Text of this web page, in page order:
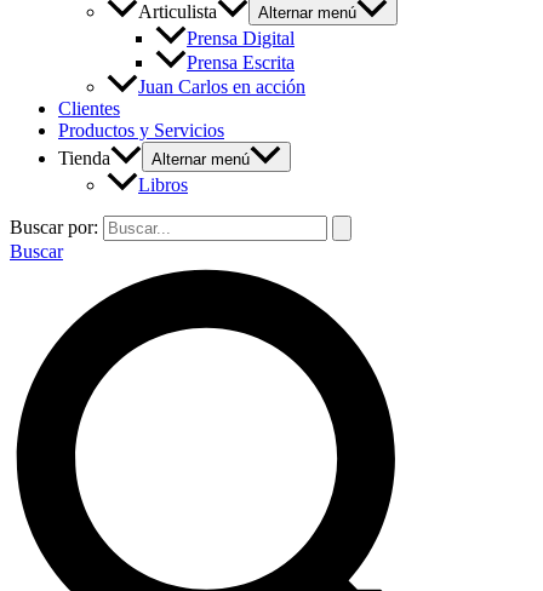
Articulista
Alternar menú
Prensa Digital
Prensa Escrita
Juan Carlos en acción
Clientes
Productos y Servicios
Tienda
Alternar menú
Libros
Buscar por:
Buscar